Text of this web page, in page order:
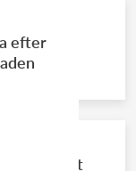
efter
– beskedet